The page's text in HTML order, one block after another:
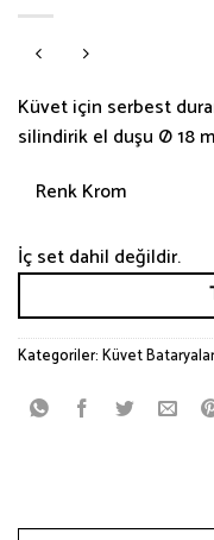
Küvet için serbest
silindirik el duşu Ø 18
Renk Krom
İç set dahil değildir.
Kategoriler:Küvet